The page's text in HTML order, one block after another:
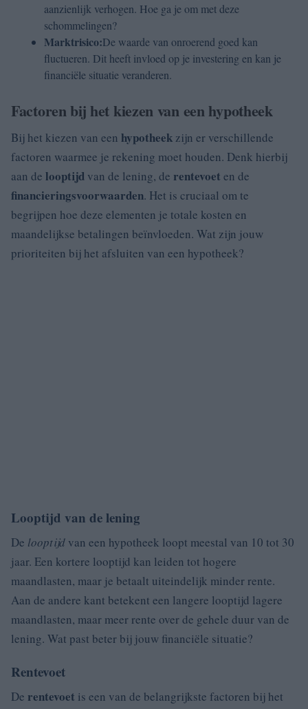
aanzienlijk verhogen. Hoe ga je om met deze
schommelingen?
Marktrisico:De waarde van onroerend goed kan
fluctueren. Dit heeft invloed op je investering en kan je
financiële situatie veranderen.
Factoren bij het kiezen van een hypotheek
Bij het kiezen van een hypotheek zijn er verschillende
factoren waarmee je rekening moet houden. Denk hierbij
aan de looptijd van de lening, de rentevoet en de
financieringsvoorwaarden. Het is cruciaal om te
begrijpen hoe deze elementen je totale kosten en
maandelijkse betalingen beïnvloeden. Wat zijn jouw
prioriteiten bij het afsluiten van een hypotheek?
Looptijd van de lening
De looptijd van een hypotheek loopt meestal van 10 tot 30
jaar. Een kortere looptijd kan leiden tot hogere
maandlasten, maar je betaalt uiteindelijk minder rente.
Aan de andere kant betekent een langere looptijd lagere
maandlasten, maar meer rente over de gehele duur van de
lening. Wat past beter bij jouw financiële situatie?
Rentevoet
De rentevoet is een van de belangrijkste factoren bij het